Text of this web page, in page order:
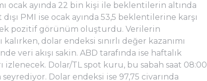
ocak ayında 22 bin kişi ile beklentilerin altında
PMI ise ocak ayında 53,5 beklentilerine karşı
pozitif görünüm oluşturdu. Verilerin
dolar endeksi sınırlı değer kazanımı
veri akışı sakin. ABD tarafında ise haftalık
izlenecek. Dolar/TL spot kuru, bu sabah saat 08:00
Dolar endeksi ise 97,75 civarında